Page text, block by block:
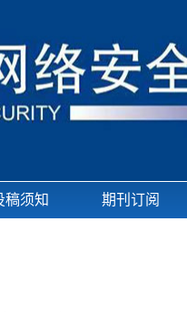
稿须知 期刊订阅